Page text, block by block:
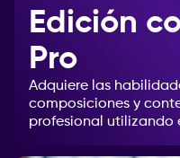
Edición
Pro
Adquiere las
composiciones y
profesional utilizando